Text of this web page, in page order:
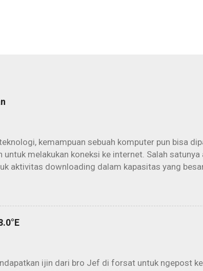
kemampuan sebuah komputer pun bisa
untuk melakukan koneksi ke internet. Salah
aktivitas downloading dalam kapasitas yang
Aktivitas offline download yang kemudian dikenal
penggunaan parabola dan PC secara maksimal.
(parabola) kita sudah bisa “mengintip” peselancar
atas orbit sana. Untungnya lagi, semuanya
kepada sang ISP kecuali biaya PLN.
ijin dari bro Jef di forsat untuk ngepost